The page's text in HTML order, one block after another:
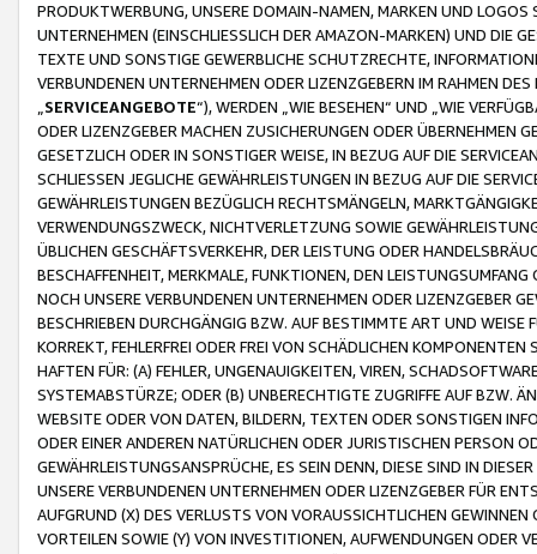
PRODUKTWERBUNG, UNSERE DOMAIN-NAMEN, MARKEN UND
UNTERNEHMEN (EINSCHLIESSLICH DER AMAZON-MARKEN) UND DIE
TEXTE UND SONSTIGE GEWERBLICHE SCHUTZRECHTE,
VERBUNDENEN UNTERNEHMEN ODER LIZENZGEBERN IM RAHMEN
SERVICEANGEBOTE“), WERDEN „WIE BESEHEN“ UND „WIE
ODER LIZENZGEBER MACHEN ZUSICHERUNGEN ODER ÜBERNEHMEN
GESETZLICH ODER IN SONSTIGER WEISE, IN BEZUG AUF DIE
SCHLIESSEN JEGLICHE GEWÄHRLEISTUNGEN IN BEZUG AUF DIE
GEWÄHRLEISTUNGEN BEZÜGLICH RECHTSMÄNGELN,
VERWENDUNGSZWECK, NICHTVERLETZUNG SOWIE
ÜBLICHEN GESCHÄFTSVERKEHR, DER LEISTUNG ODER
BESCHAFFENHEIT, MERKMALE, FUNKTIONEN, DEN
NOCH UNSERE VERBUNDENEN UNTERNEHMEN ODER LIZENZGEBER
BESCHRIEBEN DURCHGÄNGIG BZW. AUF BESTIMMTE ART UND
KORREKT, FEHLERFREI ODER FREI VON SCHÄDLICHEN
HAFTEN FÜR: (A) FEHLER, UNGENAUIGKEITEN, VIREN,
SYSTEMABSTÜRZE; ODER (B) UNBERECHTIGTE ZUGRIFFE AUF BZW.
WEBSITE ODER VON DATEN, BILDERN, TEXTEN ODER SONSTIGEN
ODER EINER ANDEREN NATÜRLICHEN ODER JURISTISCHEN PERSON
GEWÄHRLEISTUNGSANSPRÜCHE, ES SEIN DENN, DIESE SIND IN
UNSERE VERBUNDENEN UNTERNEHMEN ODER LIZENZGEBER FÜR
AUFGRUND (X) DES VERLUSTS VON VORAUSSICHTLICHEN
VORTEILEN SOWIE (Y) VON INVESTITIONEN, AUFWENDUNGEN ODER